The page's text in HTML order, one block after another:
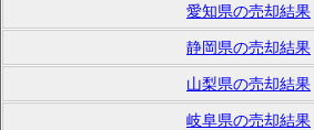
愛知県の売却結果
静岡県の売却結果
山梨県の売却結果
岐阜県の売却結果